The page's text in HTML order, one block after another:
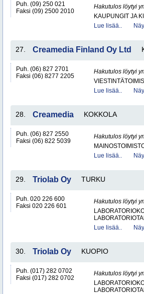
Puh. (09) 250 021
Faksi (09) 2500 2010
Hakutulos löytyi
KAUPUNGIT JA
Lue lisää..
27. Creamedia Finland Oy Ltd
Puh. (06) 827 2701
Faksi (06) 8277 2205
Hakutulos löytyi
Lue lisää..
28. Creamedia KOKKOLA
Puh. (06) 827 2550
Faksi (06) 822 5039
Hakutulos löytyi
Lue lisää..
29. Triolab Oy TURKU
Puh. 020 226 600
Faksi 020 226 601
Hakutulos löytyi
Lue lisää..
30. Triolab Oy KUOPIO
Puh. (017) 282 0702
Faksi (017) 282 0702
Hakutulos löytyi